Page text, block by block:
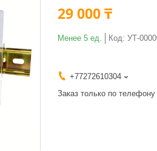
29 000 ₸
Менее 5 ед. Код: УТ-
+77272610304
Заказ только по телефону